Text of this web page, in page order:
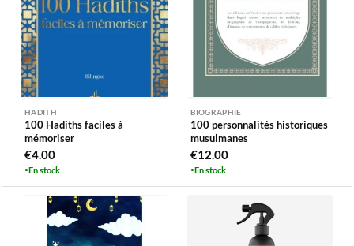
HADITH
100 Hadiths faciles à
mémoriser
€4.00
En stock
BIOGRAPHIE
100 personnalités historiques
musulmanes
€12.00
En stock